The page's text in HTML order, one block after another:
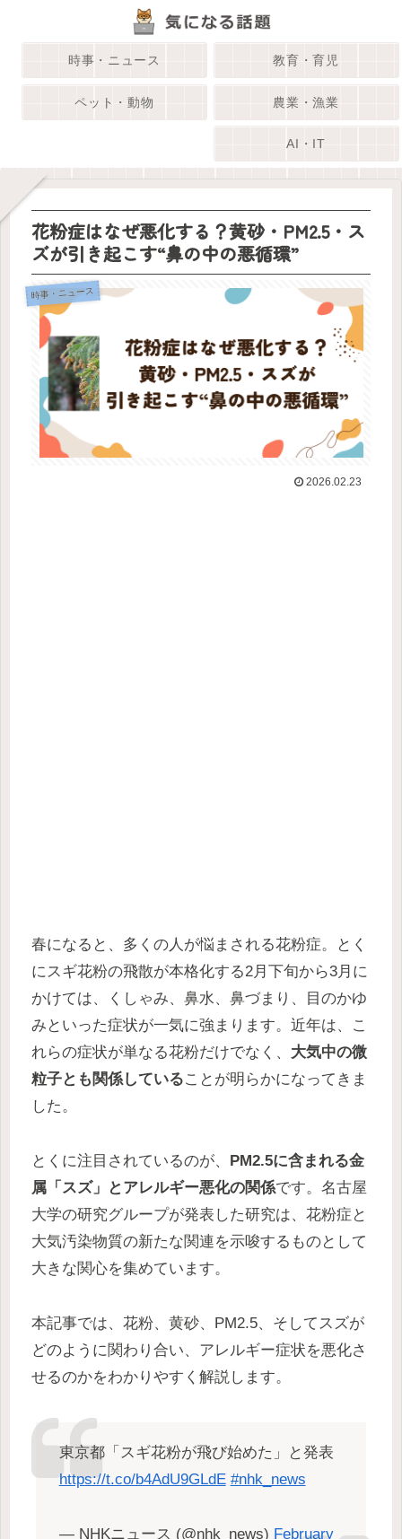
時事・ニュース 教育・育児
ペット・動物 農業・漁業
AI・IT
花粉症はなぜ悪化する？黄砂・PM2.5・ス
ズが引き起こす“鼻の中の悪循環”
時事・ニュース
2026.02.23
春になると、多くの人が悩まされる花粉症。とく
にスギ花粉の飛散が本格化する2月下旬から3月に
かけては、くしゃみ、鼻水、鼻づまり、目のかゆ
みといった症状が一気に強まります。近年は、こ
れらの症状が単なる花粉だけでなく、 大気中の微
粒子とも関係していることが明らかになってきま
した。
とくに注目されているのが、 PM2.5に含まれる金
属「スズ」とアレルギー悪化の関係です。名古屋
大学の研究グループが発表した研究は、花粉症と
大気汚染物質の新たな関連を示唆するものとして
大きな関心を集めています。
本記事では、花粉、黄砂、PM2.5、そしてスズが
どのように関わり合い、アレルギー症状を悪化さ
せるのかをわかりやすく解説します。
東京都「スギ花粉が飛び始めた」と発表
https://t.co/b4AdU9GLdE #nhk_news
— NHKニュース (@nhk_news) February